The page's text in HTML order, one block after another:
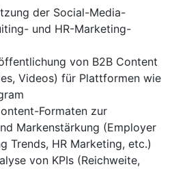
der Social-Media-
und HR-Marketing-
von B2B Content
Videos) für Plattformen wie
Formaten zur
Markenstärkung (Employer
Trends, HR Marketing, etc.)
von KPIs (Reichweite,